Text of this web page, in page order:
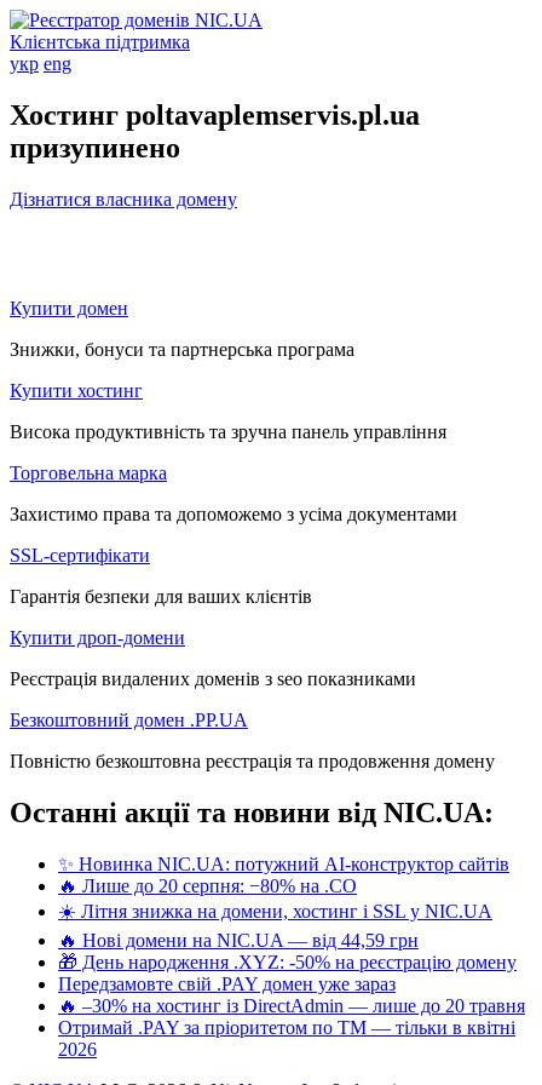
Клієнтська підтримка
укр eng
Хостинг poltavaplemservis.pl.ua
призупинено
Дізнатися власника домену
Купити домен
Знижки, бонуси та партнерська програма
Купити хостинг
Висока продуктивність та зручна панель управління
Торговельна марка
Захистимо права та допоможемо з усіма документами
SSL-сертифікати
Гарантія безпеки для ваших клієнтів
Купити дроп-домени
Реєстрація видалених доменів з seo показниками
Безкоштовний домен .PP.UA
Повністю безкоштовна реєстрація та продовження домену
Останні акції та новини від NIC.UA:
✨ Новинка NIC.UA: потужний AI-конструктор сайтів
🔥 Лише до 20 серпня: −80% на .CO
☀️ Літня знижка на домени, хостинг і SSL у NIC.UA
🔥 Нові домени на NIC.UA — від 44,59 грн
🎁 День народження .XYZ: -50% на реєстрацію домену
Передзамовте свій .PAY домен уже зараз
🔥 –30% на хостинг із DirectAdmin — лише до 20 травня
Отримай .PAY за пріоритетом по ТМ — тільки в квітні
2026